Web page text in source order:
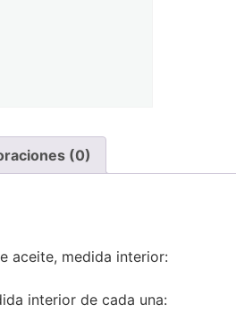
(0)
aceite, medida interior:
interior de cada una: